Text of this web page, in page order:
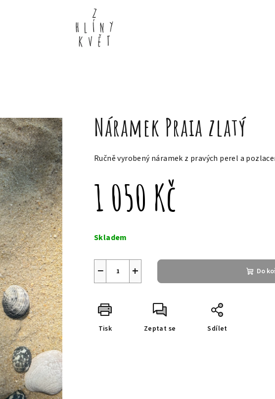
Náramek Praia zlatý
Ručně vyrobený náramek z pravých perel a
1 050 Kč
cena:
Skladem
+
− Do
Tisk Zeptat se Sdílet